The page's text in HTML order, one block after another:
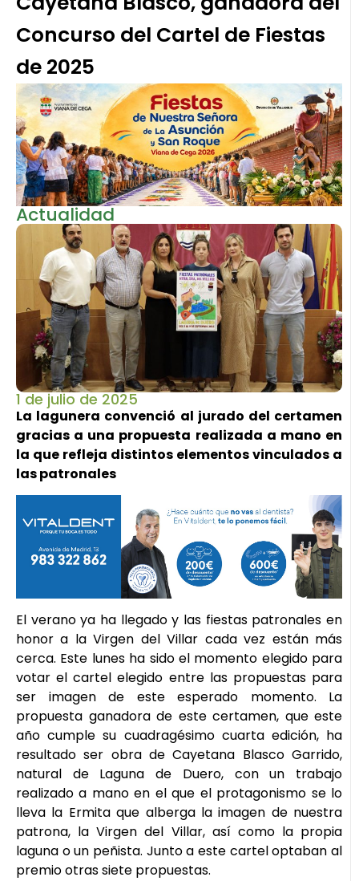
Concurso del Cartel de Fiestas
de 2025
Actualidad
1 de julio de 2025
La lagunera convenció al jurado del certamen
gracias a una propuesta realizada a mano en
la que refleja distintos elementos vinculados a
las patronales
El verano ya ha llegado y las fiestas patronales en
honor a la Virgen del Villar cada vez están más
cerca. Este lunes ha sido el momento elegido para
votar el cartel elegido entre las propuestas para
ser imagen de este esperado momento. La
propuesta ganadora de este certamen, que este
año cumple su cuadragésimo cuarta edición, ha
resultado ser obra de Cayetana Blasco Garrido,
natural de Laguna de Duero, con un trabajo
realizado a mano en el que el protagonismo se lo
lleva la Ermita que alberga la imagen de nuestra
patrona, la Virgen del Villar, así como la propia
laguna o un peñista. Junto a este cartel optaban al
premio otras siete propuestas.